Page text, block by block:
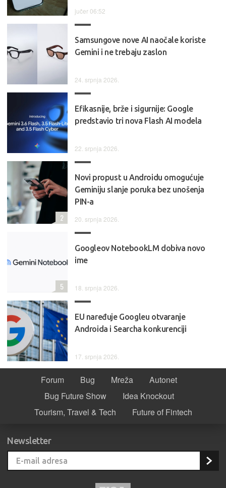
jučer 06:52
Samsungove nove AI naočale koriste
Gemini i ne trebaju zaslon
24. srpnja 2026.
Efikasnije, brže i sigurnije: Google
predstavio tri nova Flash AI modela
22. srpnja 2026.
Novi propust u Androidu omogućuje
Geminiju slanje poruka bez unošenja
PIN-a
20. srpnja 2026.
2
Googleov NotebookLM dobiva novo
ime
18. srpnja 2026.
5
EU naređuje Googleu otvaranje
Androida i Searcha konkurenciji
17. srpnja 2026.
Forum Bug Mreža
Autonet
Bug Future Show
Idea Knockout
Tourism, Travel & Tech
Future of Fintech
Newsletter